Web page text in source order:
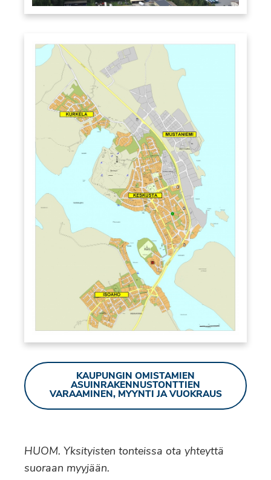
KAUPUNGIN OMISTAMIEN
ASUINRAKENNUSTONTTIEN
VARAAMINEN, MYYNTI JA VUOKRAUS
HUOM. Yksityisten tonteissa ota yhteyttä
suoraan myyjään.